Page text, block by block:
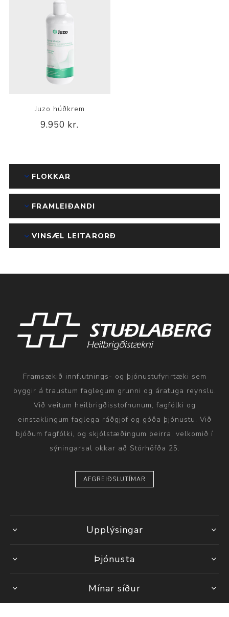
Juzo húðkrem
9.950 kr.
FLOKKAR
FRAMLEIÐANDI
VINSÆL LEITARORÐ
Framsækið innflutnings- og þjónustufyrirtæki sem
byggir á traustum faglegum grunni og áratuga reynslu.
Við veitum heilbrigðisstofnunum, fagfólki og
einstaklingum faglega ráðgjöf og góða þjónustu. Við
bjóðum fagfólki, og skjólstæðingum þeirra, velkomið í
sýningarsal okkar að Stórhöfða 25.
AFGREIÐSLUTÍMAR
Upplýsingar
Þjónusta
Mínar síður